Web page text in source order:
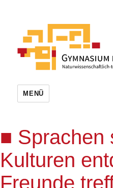
MENÜ
Sprachen
Kulturen
Freunde